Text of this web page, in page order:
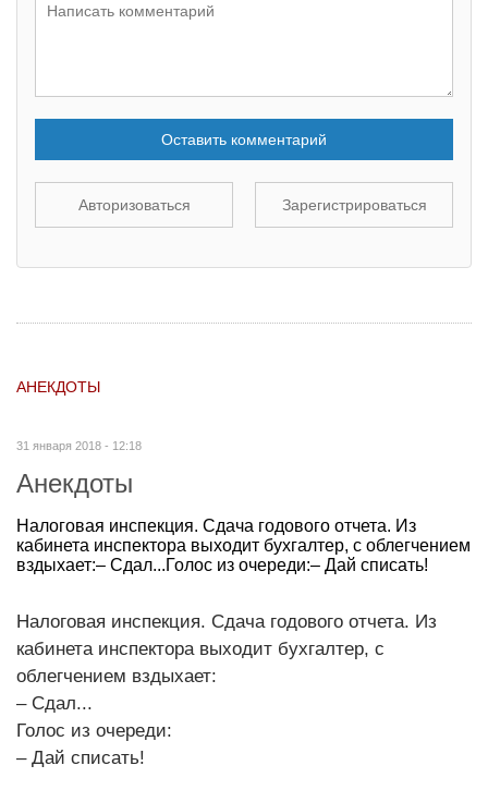
Оставить комментарий
Авторизоваться Зарегистрироваться
АНЕКДОТЫ
31 января 2018 - 12:18
Анекдоты
Налоговая инспекция. Сдача годового отчета. Из
кабинета инспектора выходит бухгалтер, с облегчением
вздыхает:– Сдал...Голос из очереди:– Дай списать!
Налоговая инспекция. Сдача годового отчета. Из
кабинета инспектора выходит бухгалтер, с
облегчением вздыхает:
– Сдал...
Голос из очереди:
– Дай списать!